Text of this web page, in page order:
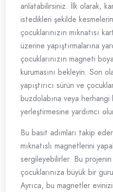
anlatabilirsiniz. İlk olarak,
istedikleri şekilde
çocuklarınızın mıknatısı
üzerine yapıştırmalarına
çocuklarınızın magneti
kurumasını bekleyin. Son
yapıştırıcı sürün ve
buzdolabına veya
yerleştirmesine yardımcı
Bu basit adımları takip
mıknatıslı magnetlerini
sergileyebilirler. Bu projenin
çocuklarınıza büyük bir
Ayrıca, bu magnetler